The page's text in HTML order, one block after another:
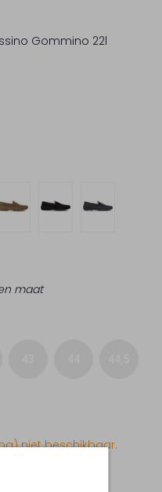
Gommino 22l
maat
niet beschikbaar.
19 boutiques